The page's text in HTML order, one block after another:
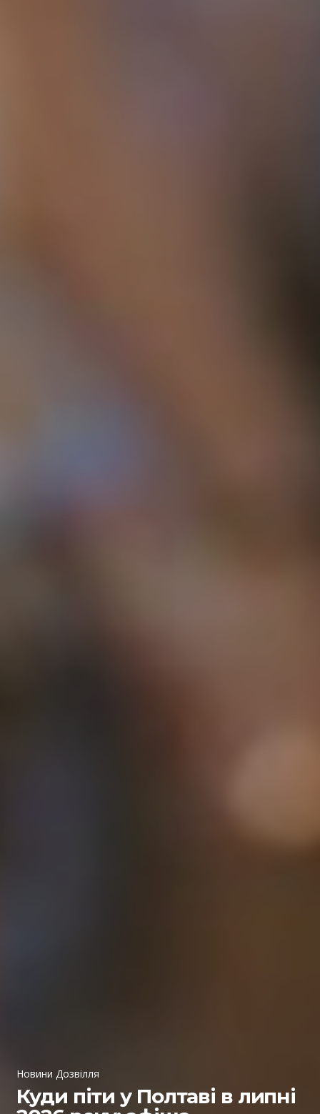
Новини Дозвілля
Куди піти у Полтаві в липні